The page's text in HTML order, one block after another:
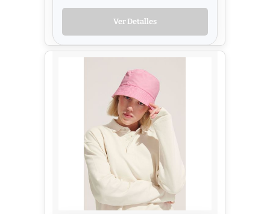
Ver Detalles